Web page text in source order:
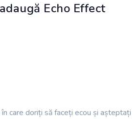
Echo Effect
care doriți să faceți ecou și așteptați